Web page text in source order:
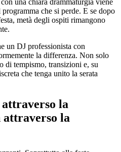
una chiara drammaturgia viene
che si perde. E se dopo
metà degli ospiti rimangono
un DJ professionista con
la differenza. Non solo
di tempismo, transizioni e, su
che tenga unito la serata
la
attraverso la